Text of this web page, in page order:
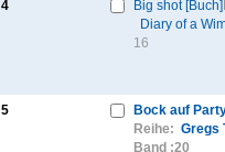
4 Big shot [Buch]
Diary of a
16
5
Bock auf
Reihe: Gregs
Band :20